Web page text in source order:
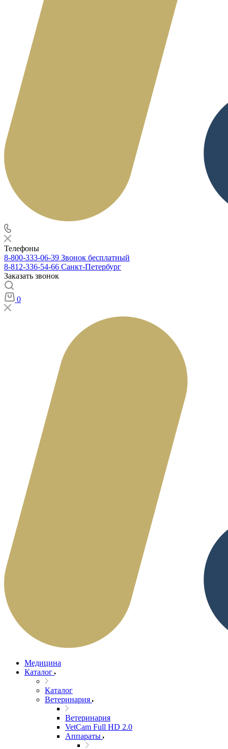
Телефоны
8-800-333-06-39 Звонок бесплатный
8-812-336-54-66 Санкт-Петербург
Заказать звонок
0
Медицина
Каталог
Каталог
Ветеринария
Ветеринария
VetCam Full HD 2.0
Аппараты